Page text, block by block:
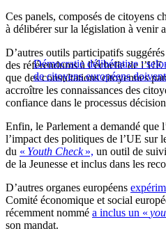
Ces panels, composés de citoyens
à délibérer sur la législation à venir
Démocratie délibérative :
de citoyens européens
D’autres outils participatifs
des référendums à l’échelle de
que des consultations citoyennes
accroître les connaissances des
confiance dans le processus
Enfin, le Parlement a demandé que
l’impact des politiques de l’UE sur
du « Youth Check», un outil de
de la Jeunesse et inclus dans les
D’autres organes européens
Comité économique et social
récemment nommé a inclus un «
son mandat.